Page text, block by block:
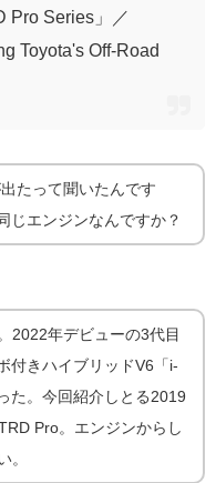
Pro Series」／
Toyota's Off-Road
たって聞いたんです
じエンジンなんですか？
2022年デビューの3代目
付きハイブリッドV6「i-
た。今回紹介しとる2019
Pro。エンジンからし
。